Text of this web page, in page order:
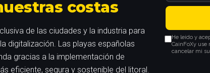
costas
de las ciudades y la industria para
digitalización. Las playas españolas
gracias a la implementación de
eficiente, segura y sostenible del litoral.
He leído y
CainFoXy
cancelar mi